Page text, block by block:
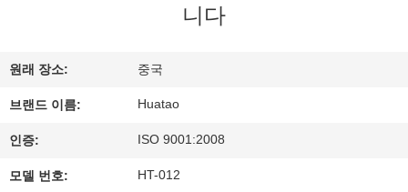
공
장
여
니다
원래 장소: 중국
브랜드 이름: Huatao
인증: ISO 9001:2008
모델 번호: HT-012